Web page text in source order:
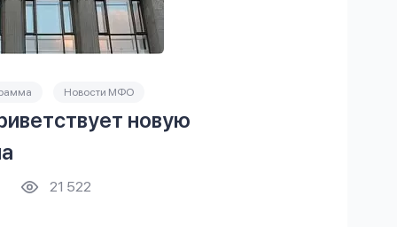
Новости МФО
новую
21 522